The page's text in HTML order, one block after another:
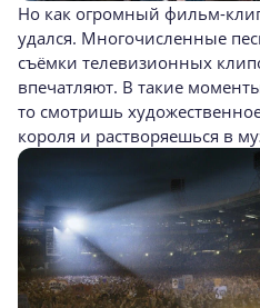
Но как огромный фильм-
удался. Многочисленные
съёмки телевизионных
впечатляют. В такие
то смотришь
короля и растворяешься в